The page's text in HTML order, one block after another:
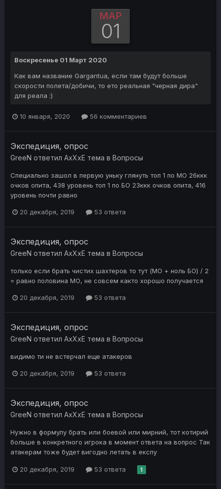
МАР
01
Воскресенье 01 Март 2020
Как вам название Gargantua, если там будут больше
скорости полета/добичи, то ето реальная "черная дира"
для реала :)
10 января, 2020 56 комментариев
Экспедиция, опрос
GreeN ответил AxXxE тема в Вопросы
Специально зашол в первую уньку глянуть топ 1 по МО 26ккк
очков опита, 438 уровень топ 1 по БО 23ккк очков опита, 416
уровень почти равно
20 декабря, 2019 53 ответа
Экспедиция, опрос
GreeN ответил AxXxE тема в Вопросы
только если брать чистих шахтеров то тут (МО + ноль БО) / 2
= равно половина МО, не совсем както хорошо получается
20 декабря, 2019 53 ответа
Экспедиция, опрос
GreeN ответил AxXxE тема в Вопросы
видимо ти не встерчал еще атакеров
20 декабря, 2019 53 ответа
Экспедиция, опрос
GreeN ответил AxXxE тема в Вопросы
Нужно в формулу брать или боевой или мирний, тот котирий
больше в конкретного игрока в момент ответа на вопрос Так
атакерам тоже будет вигодно летать в експу
20 декабря, 2019 53 ответа 1